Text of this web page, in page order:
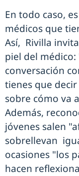
En todo caso,
médicos que
Así, Rivilla
piel del
conversación
tienes que
sobre cómo va
Además,
jóvenes salen
sobrellevan
ocasiones "los
hacen